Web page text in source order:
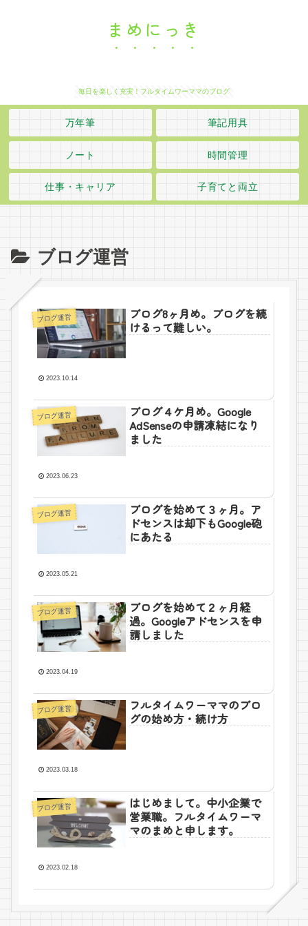
まめにっき
毎日を楽しく充実！フルタイムワーママのブログ
万年筆 筆記用具
ノート 時間管理
仕事・キャリア 子育てと両立
ブログ運営
ブログ運営
ブログ8ヶ月め。ブログを続
けるって難しい。
2023.10.14
ブログ運営
ブログ４ケ月め。Google
AdSenseの申請凍結になり
ました
2023.06.23
ブログ運営
ブログを始めて３ヶ月。ア
ドセンスは却下もGoogle砲
にあたる
2023.05.21
ブログ運営
ブログを始めて２ヶ月経
過。Googleアドセンスを申
請しました
2023.04.19
ブログ運営
フルタイムワーママのブロ
グの始め方・続け方
2023.03.18
ブログ運営
はじめまして。中小企業で
営業職。フルタイムワーマ
マのまめと申します。
2023.02.18